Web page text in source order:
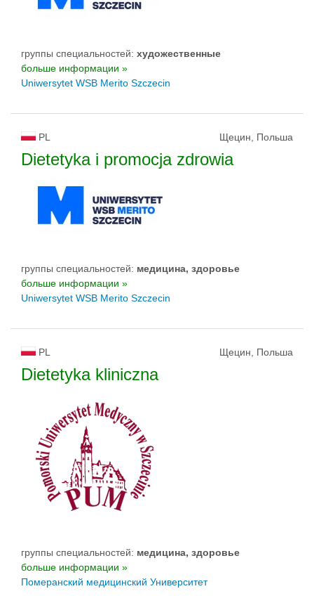
группы специальностей: художественные
больше информации »
Uniwersytet WSB Merito Szczecin
PL Щецин, Польша
Dietetyka i promocja zdrowia
группы специальностей: медицина, здоровье
больше информации »
Uniwersytet WSB Merito Szczecin
PL Щецин, Польша
Dietetyka kliniczna
группы специальностей: медицина, здоровье
больше информации »
Померанский медицинский Университет